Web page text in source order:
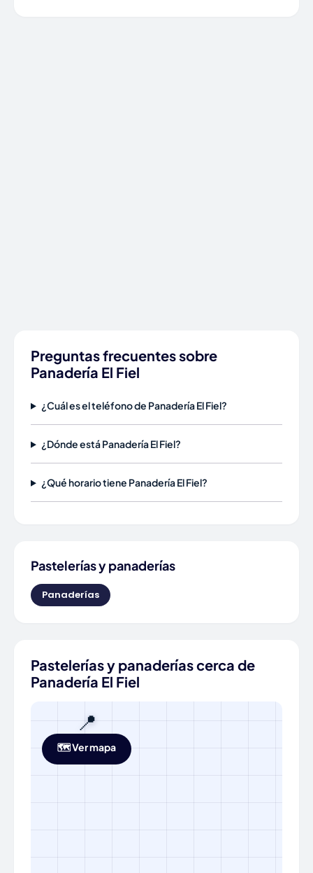
Preguntas frecuentes sobre
Panadería El Fiel
¿Cuál es el teléfono de Panadería El Fiel?
¿Dónde está Panadería El Fiel?
¿Qué horario tiene Panadería El Fiel?
Pastelerías y panaderías
Panaderías
Pastelerías y panaderías cerca de
Panadería El Fiel
📍
🗺️ Ver mapa